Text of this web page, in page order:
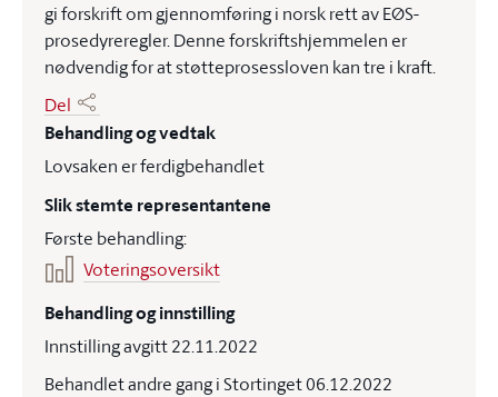
gi forskrift om gjennomføring i norsk rett av EØS-
prosedyreregler. Denne forskriftshjemmelen er
nødvendig for at støtteprosessloven kan tre i kraft.
Del
Behandling og vedtak
Lovsaken er ferdigbehandlet
Slik stemte representantene
Første behandling:
Voteringsoversikt
Behandling og innstilling
Innstilling avgitt 22.11.2022
Behandlet andre gang i Stortinget 06.12.2022